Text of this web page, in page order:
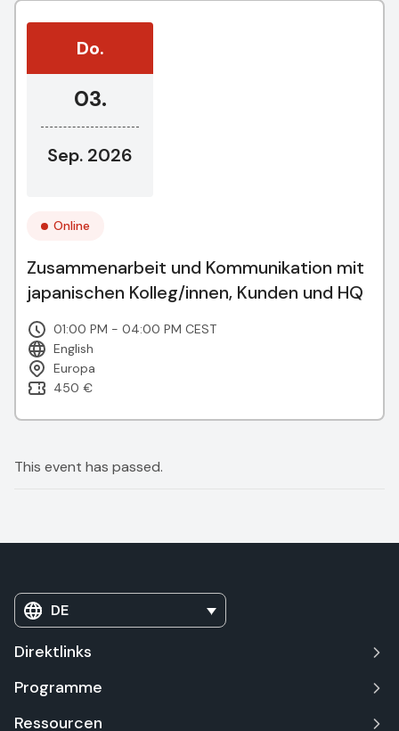
Do.
03.
Sep. 2026
Online
Zusammenarbeit und Kommunikation mit
japanischen Kolleg/innen, Kunden und HQ
01:00 PM - 04:00 PM CEST
English
Europa
450 €
This event has passed.
DE
Direktlinks
Programme
Ressourcen